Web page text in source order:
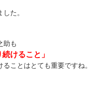
た。
助も
けること」
ことはとても重要ですね。